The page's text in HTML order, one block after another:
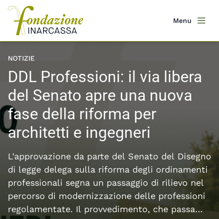
Salta
contenuto
principale
Menu
NOTIZIE
DDL Professioni: il via libera
del Senato apre una nuova
fase della riforma per
architetti e ingegneri
L'approvazione da parte del Senato del Disegno
di legge delega sulla riforma degli ordinamenti
professionali segna un passaggio di rilievo nel
percorso di modernizzazione delle professioni
regolamentate. Il provvedimento, che passa